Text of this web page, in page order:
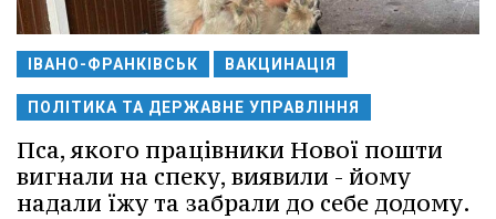
ІВАНО-ФРАНКІВСЬК ВАКЦИНАЦІЯ
ПОЛІТИКА ТА ДЕРЖАВНЕ УПРАВЛІННЯ
Пса, якого працівники Нової пошти
вигнали на спеку, виявили - йому
надали їжу та забрали до себе додому.